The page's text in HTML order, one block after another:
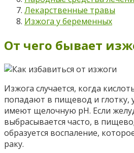
Лекарственные травы
Изжога у беременных
От чего бывает
Изжога случается, когда
попадают в пищевод и глотку,
имеют щелочную рН. Если
выбрасывается часто, в
образуется воспаление,
раку.